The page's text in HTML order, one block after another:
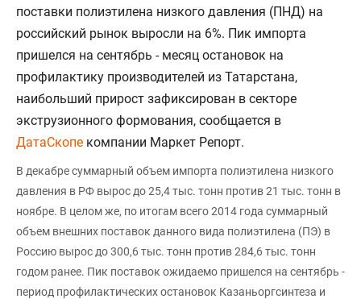
поставки полиэтилена низкого давления (ПНД) на
российский рынок выросли на 6%. Пик импорта
пришелся на сентябрь - месяц остановок на
профилактику производителей из Татарстана,
наибольший прирост зафиксирован в секторе
экструзионного формования, сообщается в
ДатаСкопе компании Маркет Репорт.
В декабре суммарный объем импорта полиэтилена низкого
давления в РФ вырос до 25,4 тыс. тонн против 21 тыс. тонн в
ноябре. В целом же, по итогам всего 2014 года суммарный
объем внешних поставок данного вида полиэтилена (ПЭ) в
Россию вырос до 300,6 тыс. тонн против 284,6 тыс. тонн
годом ранее. Пик поставок ожидаемо пришелся на сентябрь -
период профилактических остановок Казаньоргсинтеза и